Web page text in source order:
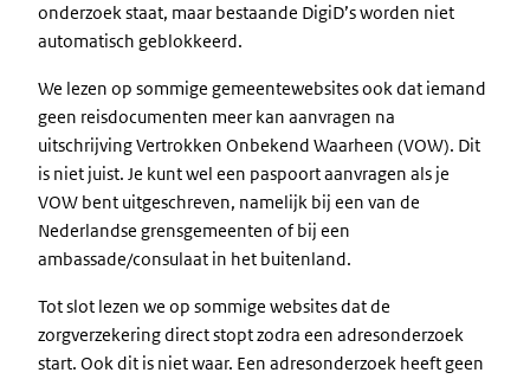
onderzoek staat, maar bestaande DigiD’s worden niet
automatisch geblokkeerd.
We lezen op sommige gemeentewebsites ook dat iemand
geen reisdocumenten meer kan aanvragen na
uitschrijving Vertrokken Onbekend Waarheen (VOW). Dit
is niet juist. Je kunt wel een paspoort aanvragen als je
VOW bent uitgeschreven, namelijk bij een van de
Nederlandse grensgemeenten of bij een
ambassade/consulaat in het buitenland.
Tot slot lezen we op sommige websites dat de
zorgverzekering direct stopt zodra een adresonderzoek
start. Ook dit is niet waar. Een adresonderzoek heeft geen